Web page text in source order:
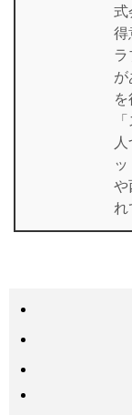
式
得
ラ
が
や
れ